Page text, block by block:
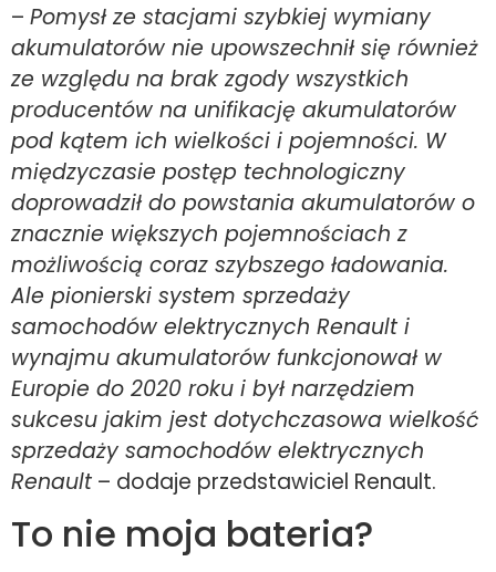
– Pomysł ze stacjami szybkiej wymiany
akumulatorów nie upowszechnił się również
ze względu na brak zgody wszystkich
producentów na unifikację akumulatorów
pod kątem ich wielkości i pojemności. W
międzyczasie postęp technologiczny
doprowadził do powstania akumulatorów o
znacznie większych pojemnościach z
możliwością coraz szybszego ładowania.
Ale pionierski system sprzedaży
samochodów elektrycznych Renault i
wynajmu akumulatorów funkcjonował w
Europie do 2020 roku i był narzędziem
sukcesu jakim jest dotychczasowa wielkość
sprzedaży samochodów elektrycznych
Renault – dodaje przedstawiciel Renault.
To nie moja bateria?